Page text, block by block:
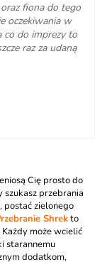
fiona do tego
oczekiwania w
co do imprezy to
raz za udaną
Cię prosto do
szukasz przebrania
postać zielonego
Shrekto
może wcielić
starannemu
dodatkom,